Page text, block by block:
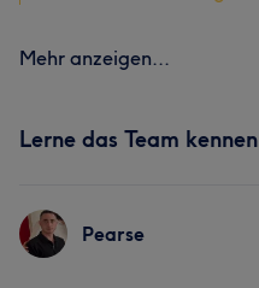
Mehr anzeigen...
Lerne das Team kennen
Pearse